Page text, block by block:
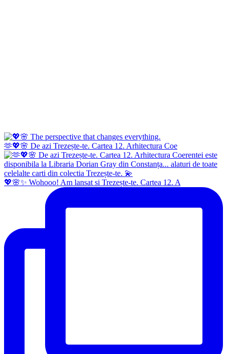
🫶💖🌸 De azi Trezește-te. Cartea 12. Arhitectura Coe
💖🌸✨ Wohooo! Am lansat si Trezește-te. Cartea 12. A